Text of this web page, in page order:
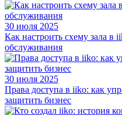
30 июля 2025
Как настроить схему зала в
обслуживания
30 июля 2025
Права доступа в iiko: как
защитить бизнес